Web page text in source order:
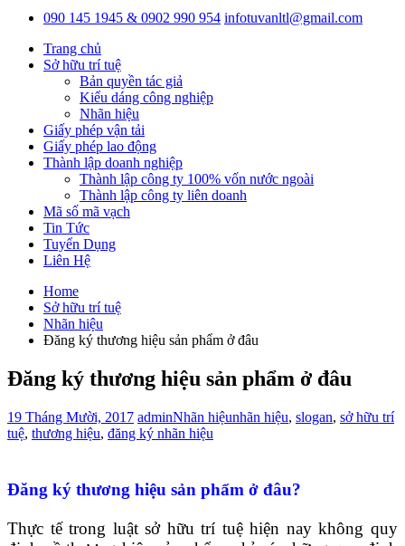
090 145 1945 & 0902 990 954 infotuvanltl@gmail.com
Trang chủ
Sở hữu trí tuệ
Bản quyền tác giả
Kiểu dáng công nghiệp
Nhãn hiệu
Giấy phép vận tải
Giấy phép lao động
Thành lập doanh nghiệp
Thành lập công ty 100% vốn nước ngoài
Thành lập công ty liên doanh
Mã số mã vạch
Tin Tức
Tuyển Dụng
Liên Hệ
Home
Sở hữu trí tuệ
Nhãn hiệu
Đăng ký thương hiệu sản phẩm ở đâu
Đăng ký thương hiệu sản phẩm ở đâu
19 Tháng Mười, 2017 adminNhãn hiệunhãn hiệu, slogan, sở hữu trí
tuệ, thương hiệu, đăng ký nhãn hiệu
Đăng ký thương hiệu sản phẩm ở đâu?
Thực tế trong luật sở hữu trí tuệ hiện nay không quy